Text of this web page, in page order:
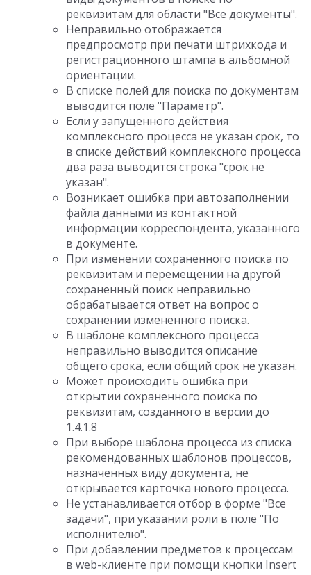
реквизитам для области "Все документы".
Неправильно отображается
предпросмотр при печати штрихкода и
регистрационного штампа в альбомной
ориентации.
В списке полей для поиска по документам
выводится поле "Параметр".
Если у запущенного действия
комплексного процесса не указан срок, то
в списке действий комплексного процесса
два раза выводится строка "срок не
указан".
Возникает ошибка при автозаполнении
файла данными из контактной
информации корреспондента, указанного
в документе.
При изменении сохраненного поиска по
реквизитам и перемещении на другой
сохраненный поиск неправильно
обрабатывается ответ на вопрос о
сохранении измененного поиска.
В шаблоне комплексного процесса
неправильно выводится описание
общего срока, если общий срок не указан.
Может происходить ошибка при
открытии сохраненного поиска по
реквизитам, созданного в версии до
1.4.1.8
При выборе шаблона процесса из списка
рекомендованных шаблонов процессов,
назначенных виду документа, не
открывается карточка нового процесса.
Не устанавливается отбор в форме "Все
задачи", при указании роли в поле "По
исполнителю".
При добавлении предметов к процессам
в web-клиенте при помощи кнопки Insert